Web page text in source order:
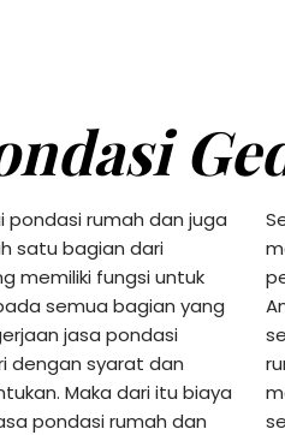
rumah dan juga
satu bagian dari
memiliki fungsi untuk
semua bagian yang
jasa pondasi
dengan syarat dan
Maka dari itu biaya
pondasi rumah dan